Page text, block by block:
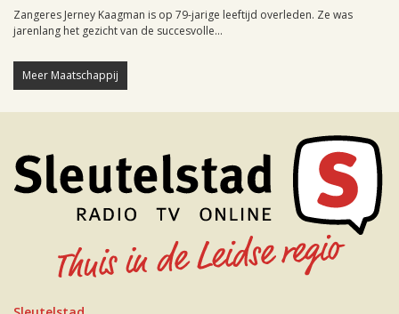
Zangeres Jerney Kaagman is op 79-jarige leeftijd overleden. Ze was
jarenlang het gezicht van de succesvolle...
Meer Maatschappij